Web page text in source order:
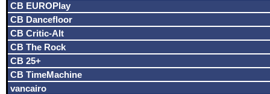
CB EUROPlay
CB Dancefloor
CB Critic-Alt
CB The Rock
CB 25+
CB TimeMachine
vancairo